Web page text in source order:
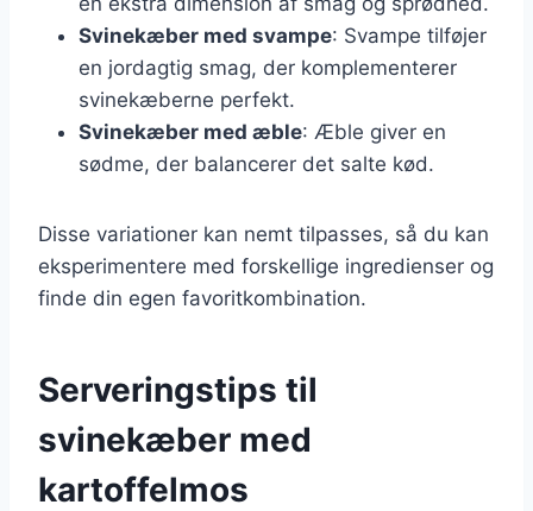
Svinekæber med svampe: Svampe tilføjer
en jordagtig smag, der komplementerer
svinekæberne perfekt.
Svinekæber med æble: Æble giver en
sødme, der balancerer det salte kød.
Disse variationer kan nemt tilpasses, så du kan
eksperimentere med forskellige ingredienser og
finde din egen favoritkombination.
Serveringstips til
svinekæber med
kartoffelmos